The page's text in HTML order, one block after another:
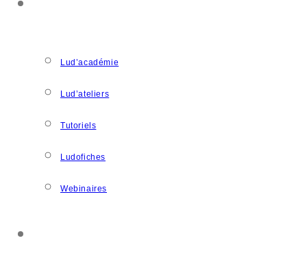
Lud’académie
Lud’ateliers
Tutoriels
Ludofiches
Webinaires